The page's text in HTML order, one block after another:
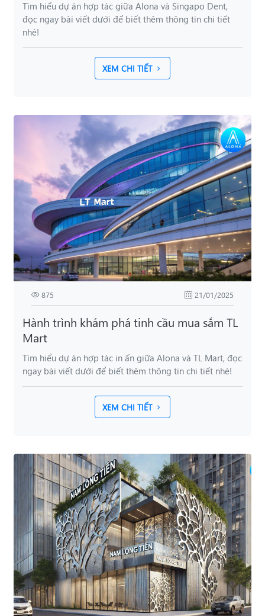
Tìm hiểu dự án hợp tác giữa Alona và Singapo Dent,
đọc ngay bài viết dưới để biết thêm thông tin chi tiết
nhé!
XEM CHI TIẾT
875 21/01/2025
Hành trình khám phá tinh cầu mua sắm TL
Mart
Tìm hiểu dự án hợp tác in ấn giữa Alona và TL Mart, đọc
ngay bài viết dưới để biết thêm thông tin chi tiết nhé!
XEM CHI TIẾT